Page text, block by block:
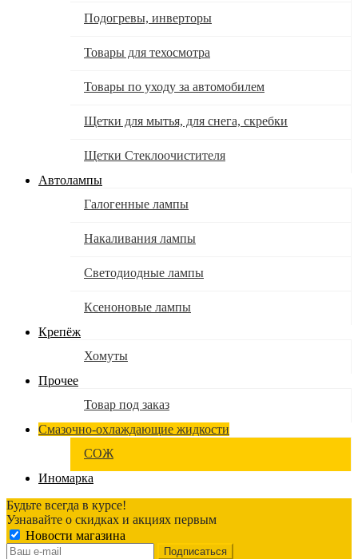
Подогревы, инверторы
Товары для техосмотра
Товары по уходу за автомобилем
Щетки для мытья, для снега, скребки
Щетки Стеклоочистителя
Автолампы
Галогенные лампы
Накаливания лампы
Светодиодные лампы
Ксеноновые лампы
Крепёж
Хомуты
Прочее
Товар под заказ
Смазочно-охлаждающие жидкости
СОЖ
Иномарка
Будьте всегда в курсе!
Узнавайте о скидках и акциях первым
Новости магазина